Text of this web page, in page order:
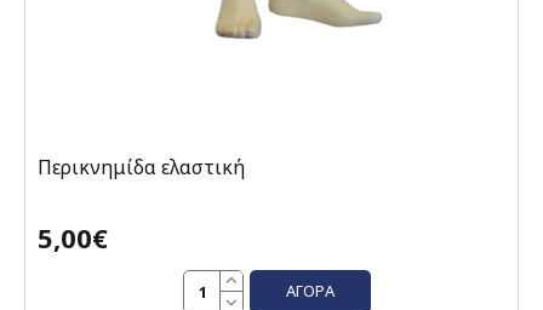
Περικνημίδα ελαστική
5,00€
ΑΓΟΡΆ